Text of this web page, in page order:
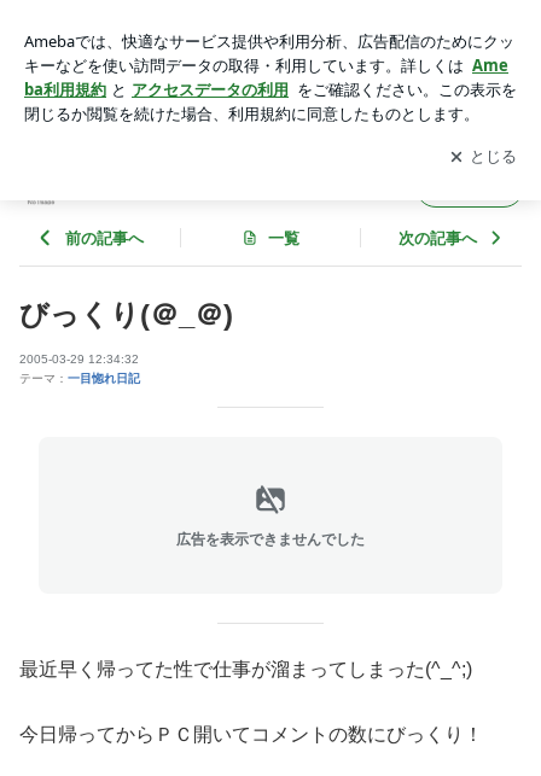
アプリをダウンロードして ブログの更新通知
を受け取りまし
ょう。
開く
前の記事へ 一覧 次の記事へ
びっくり(＠_＠)
2005-03-29 12:34:32
テーマ： 一目惚れ日記
広告を表示できませんでした
最近早く帰ってた性で仕事が溜まってしまった(^_^;)
今日帰ってからＰＣ開いてコメントの数にびっくり！